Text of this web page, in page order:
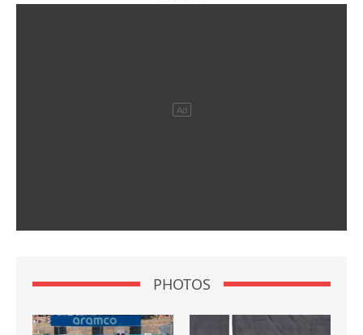
PHOTOS